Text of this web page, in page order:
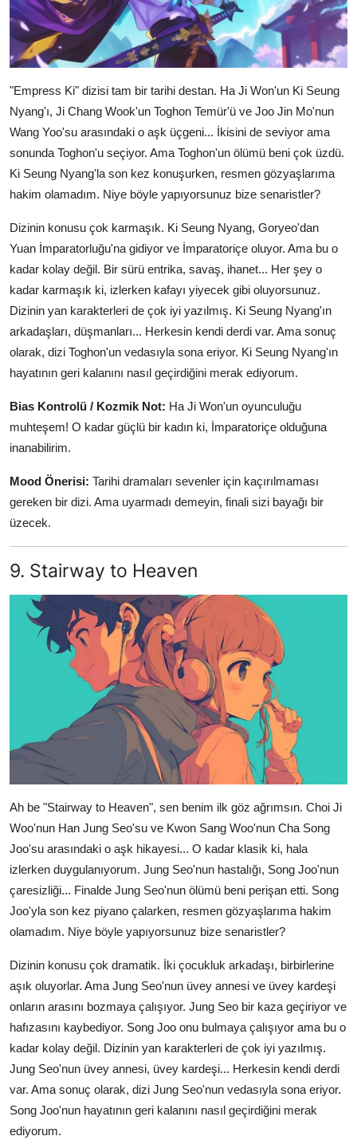
"Empress Ki" dizisi tam bir tarihi destan. Ha Ji Won'un Ki Seung
Nyang'ı, Ji Chang Wook'un Toghon Temür'ü ve Joo Jin Mo'nun
Wang Yoo'su arasındaki o aşk üçgeni... İkisini de seviyor ama
sonunda Toghon'u seçiyor. Ama Toghon'un ölümü beni çok üzdü.
Ki Seung Nyang'la son kez konuşurken, resmen gözyaşlarıma
hakim olamadım. Niye böyle yapıyorsunuz bize senaristler?
Dizinin konusu çok karmaşık. Ki Seung Nyang, Goryeo'dan
Yuan İmparatorluğu'na gidiyor ve İmparatoriçe oluyor. Ama bu o
kadar kolay değil. Bir sürü entrika, savaş, ihanet... Her şey o
kadar karmaşık ki, izlerken kafayı yiyecek gibi oluyorsunuz.
Dizinin yan karakterleri de çok iyi yazılmış. Ki Seung Nyang'ın
arkadaşları, düşmanları... Herkesin kendi derdi var. Ama sonuç
olarak, dizi Toghon'un vedasıyla sona eriyor. Ki Seung Nyang'ın
hayatının geri kalanını nasıl geçirdiğini merak ediyorum.
Bias Kontrolü / Kozmik Not: Ha Ji Won'un oyunculuğu
muhteşem! O kadar güçlü bir kadın ki, İmparatoriçe olduğuna
inanabilirim.
Mood Önerisi: Tarihi dramaları sevenler için kaçırılmaması
gereken bir dizi. Ama uyarmadı demeyin, finali sizi bayağı bir
üzecek.
9. Stairway to Heaven
Ah be "Stairway to Heaven", sen benim ilk göz ağrımsın. Choi Ji
Woo'nun Han Jung Seo'su ve Kwon Sang Woo'nun Cha Song
Joo'su arasındaki o aşk hikayesi... O kadar klasik ki, hala
izlerken duygulanıyorum. Jung Seo'nun hastalığı, Song Joo'nun
çaresizliği... Finalde Jung Seo'nun ölümü beni perişan etti. Song
Joo'yla son kez piyano çalarken, resmen gözyaşlarıma hakim
olamadım. Niye böyle yapıyorsunuz bize senaristler?
Dizinin konusu çok dramatik. İki çocukluk arkadaşı, birbirlerine
aşık oluyorlar. Ama Jung Seo'nun üvey annesi ve üvey kardeşi
onların arasını bozmaya çalışıyor. Jung Seo bir kaza geçiriyor ve
hafızasını kaybediyor. Song Joo onu bulmaya çalışıyor ama bu o
kadar kolay değil. Dizinin yan karakterleri de çok iyi yazılmış.
Jung Seo'nun üvey annesi, üvey kardeşi... Herkesin kendi derdi
var. Ama sonuç olarak, dizi Jung Seo'nun vedasıyla sona eriyor.
Song Joo'nun hayatının geri kalanını nasıl geçirdiğini merak
ediyorum.